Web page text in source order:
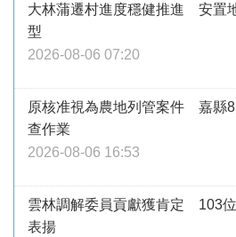
大林蒲遷村進度穩健推進 安置
型
2026-08-06 07:20
原核准視為農地列管案件 嘉縣
查作業
2026-08-06 16:53
雲林調解委員貢獻獲肯定 103
表揚